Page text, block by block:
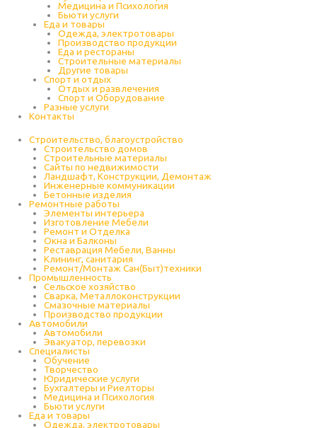
Медицина и Психология
Бьюти услуги
Еда и товары
Одежда, электротовары
Производство продукции
Еда и рестораны
Строительные материалы
Другие товары
Спорт и отдых
Отдых и развлечения
Спорт и Оборудование
Разные услуги
Контакты
Строительство, благоустройство
Строительство домов
Строительные материалы
Сайты по недвижимости
Ландшафт, Конструкции, Демонтаж
Инженерные коммуникации
Бетонные изделия
Ремонтные работы
Элементы интерьера
Изготовление Мебели
Ремонт и Отделка
Окна и Балконы
Реставрация Мебели, Ванны
Клининг, санитария
Ремонт/Монтаж Сан(Быт)техники
Промышленность
Cельское хозяйство
Сварка, Металлоконструкции
Cмазочные материалы
Производство продукции
Автомобили
Автомобили
Эвакуатор, перевозки
Специалисты
Обучение
Творчество
Юридические услуги
Бухгалтеры и Риелторы
Медицина и Психология
Бьюти услуги
Еда и товары
Одежда, электротовары